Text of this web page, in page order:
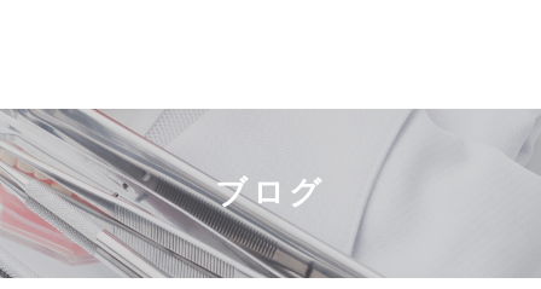
ブログ